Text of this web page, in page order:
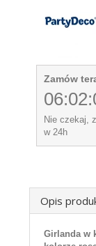
Zamów
Nie czekaj,
w 24h
Opis
Girlanda w